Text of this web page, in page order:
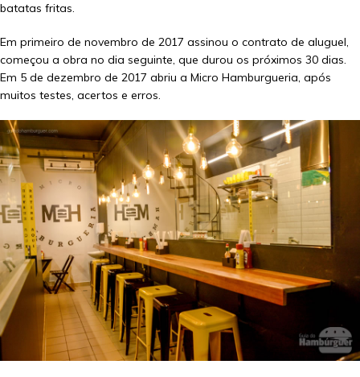
batatas fritas.
Em primeiro de novembro de 2017 assinou o contrato de aluguel,
começou a obra no dia seguinte, que durou os próximos 30 dias.
Em 5 de dezembro de 2017 abriu a Micro Hamburgueria, após
muitos testes, acertos e erros.